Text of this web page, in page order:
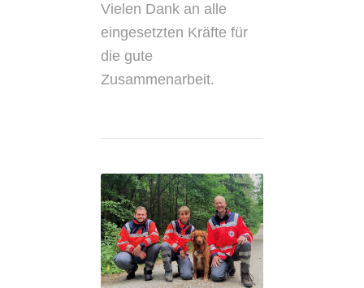
Vielen Dank an alle
eingesetzten Kräfte für
die gute
Zusammenarbeit.